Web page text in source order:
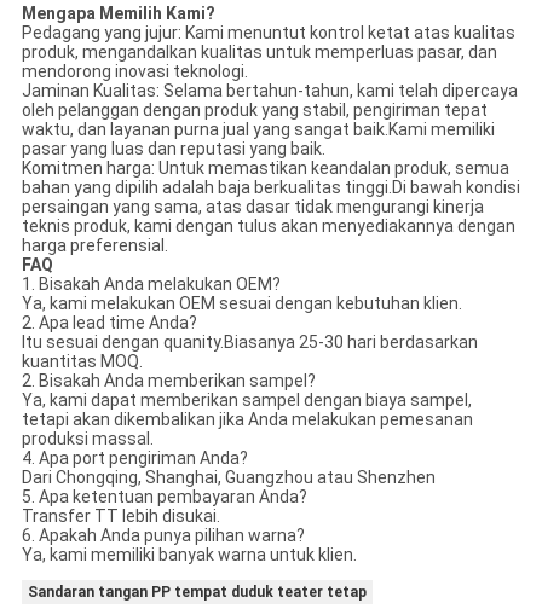
Mengapa Memilih Kami?
Pedagang yang jujur: Kami menuntut kontrol ketat atas kualitas
produk, mengandalkan kualitas untuk memperluas pasar, dan
mendorong inovasi teknologi.
Jaminan Kualitas: Selama bertahun-tahun, kami telah dipercaya
oleh pelanggan dengan produk yang stabil, pengiriman tepat
waktu, dan layanan purna jual yang sangat baik.Kami memiliki
pasar yang luas dan reputasi yang baik.
Komitmen harga: Untuk memastikan keandalan produk, semua
bahan yang dipilih adalah baja berkualitas tinggi.Di bawah kondisi
persaingan yang sama, atas dasar tidak mengurangi kinerja
teknis produk, kami dengan tulus akan menyediakannya dengan
harga preferensial.
FAQ
1. Bisakah Anda melakukan OEM?
Ya, kami melakukan OEM sesuai dengan kebutuhan klien.
2. Apa lead time Anda?
Itu sesuai dengan quanity.Biasanya 25-30 hari berdasarkan
kuantitas MOQ.
2. Bisakah Anda memberikan sampel?
Ya, kami dapat memberikan sampel dengan biaya sampel,
tetapi akan dikembalikan jika Anda melakukan pemesanan
produksi massal.
4. Apa port pengiriman Anda?
Dari Chongqing, Shanghai, Guangzhou atau Shenzhen
5. Apa ketentuan pembayaran Anda?
Transfer TT lebih disukai.
6. Apakah Anda punya pilihan warna?
Ya, kami memiliki banyak warna untuk klien.
Sandaran tangan PP tempat duduk teater tetap